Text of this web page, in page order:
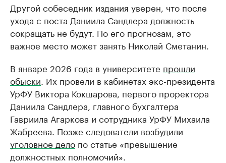
Другой собеседник издания уверен, что после
ухода с поста Даниила Сандлера должность
сокращать не будут. По его прогнозам, это
важное место может занять Николай Сметанин.
В январе 2026 года в университете прошли
обыски . Их провели в кабинетах экс-президента
УрФУ Виктора Кокшарова, первого проректора
Даниила Сандлера, главного бухгалтера
Гавриила Агаркова и сотрудника УрФУ Михаила
Жабреева. Позже следователи возбудили
уголовное дело по статье «превышение
должностных полномочий».